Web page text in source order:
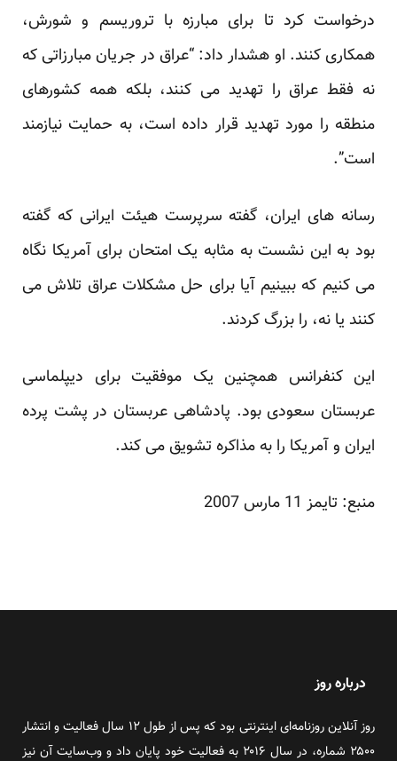
درخواست کرد تا برای مبارزه با تروریسم و شورش،
همکاری کنند. او هشدار داد: “عراق در جریان مبارزاتی که
نه فقط عراق را تهدید می کنند، بلکه همه کشورهای
منطقه را مورد تهدید قرار داده است، به حمایت نیازمند
است”.
رسانه های ایران، گفته سرپرست هیئت ایرانی که گفته
بود به این نشست به مثابه یک امتحان برای آمریکا نگاه
می کنیم که ببینیم آیا برای حل مشکلات عراق تلاش می
کنند یا نه، را بزرگ کردند.
این کنفرانس همچنین یک موفقیت برای دیپلماسی
عربستان سعودی بود. پادشاهی عربستان در پشت پرده
ایران و آمریکا را به مذاکره تشویق می کند.
منبع: تایمز 11 مارس 2007
درباره روز
روز آنلاین روزنامه‌ای اینترنتی بود که پس از طول ۱۲ سال فعالیت و انتشار
۲۵۰۰ شماره، در سال ۲۰۱۶ به فعالیت خود پایان داد و وب‌سایت آن نیز